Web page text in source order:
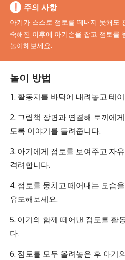
주의 사항
아기가 스스로 점토를 떼내지 못해도
숙해진 이후에 아기손을 잡고 점토를
놀이해보세요.
놀이 방법
1. 활동지를 바닥에 내려놓고 테
2. 그림책 장면과 연결해 토끼에
도록 이야기를 들려줍니다.
3. 아기에게 점토를 보여주고 자
격려합니다.
4. 점토를 뭉치고 떼어내는 모습
유도해보세요.
5. 아기와 함께 떼어낸 점토를 활
다.
6. 점토를 모두 올려놓은 후 아기